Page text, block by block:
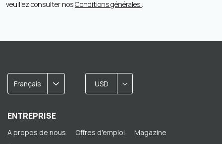
veuillez consulter nosConditions générales..
Français USD
ENTREPRISE
A propos de nous Offres d'emploi
Magazine